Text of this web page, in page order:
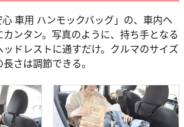
心 車用 ハンモックバッグ」の、車内へ
ンタン。写真のように、持ち手となる
ドレストに通すだけ。クルマのサイズ
さは調節できる。